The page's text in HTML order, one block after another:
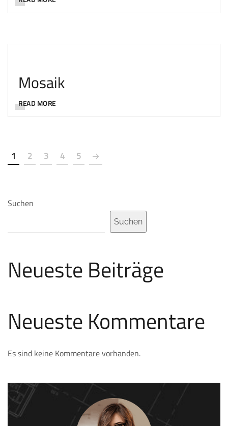
Mosaik
READ MORE
1 2 3 4 5
Suchen
Suchen
Neueste Beiträge
Neueste Kommentare
Es sind keine Kommentare vorhanden.